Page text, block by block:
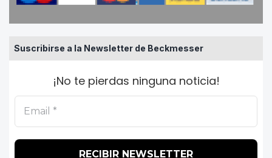
Suscribirse a la Newsletter de Beckmesser
¡No te pierdas ninguna noticia!